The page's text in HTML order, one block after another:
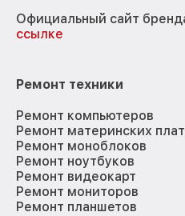
Официальный сайт
ссылке
Ремонт техники
Ремонт компьютеров
Ремонт материнских плат
Ремонт моноблоков
Ремонт ноутбуков
Ремонт видеокарт
Ремонт мониторов
Ремонт планшетов